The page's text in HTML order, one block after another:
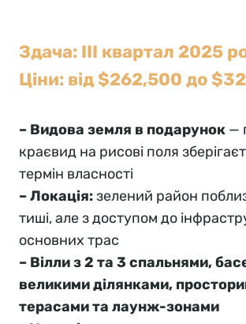
Здача: ІІІ квартал 2025
Ціни: від $262,500 до
– Видова земля в подарунок —
краєвид на рисові поля
термін власності
– Локація:зелений район
тиші, але з доступом до
основних трас
– Вілли з 2 та 3 спальнями,
великими ділянками,
терасами та лаунж-зонами